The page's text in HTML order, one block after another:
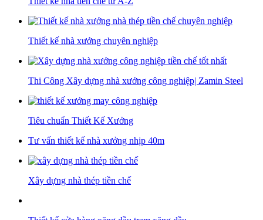
Thiết kế nhà xưởng chuyên nghiệp
Thi Công Xây dựng nhà xưởng công nghiệp| Zamin Steel
Tiêu chuẩn Thiết Kế Xưởng
Tư vấn thiết kế nhà xưởng nhịp 40m
Xây dựng nhà thép tiền chế